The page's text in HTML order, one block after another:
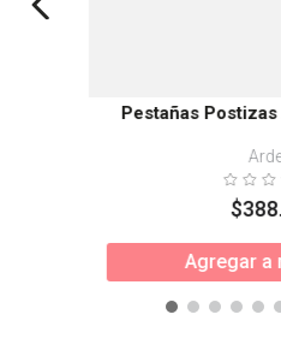
Pestañas
$388.
Agregar a